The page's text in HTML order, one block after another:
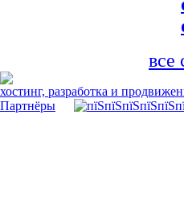
все
хостинг, разработка и
Партнёры